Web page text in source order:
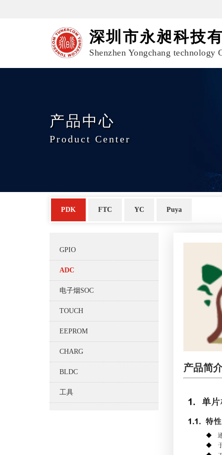
深圳市永昶科技
Shenzhen Yongchang technology
产品中心
Product Center
PDK FTC YC Puya
产品简
GPIO
ADC
电子烟SOC
TOUCH
EEPROM
CHARG
BLDC
工具